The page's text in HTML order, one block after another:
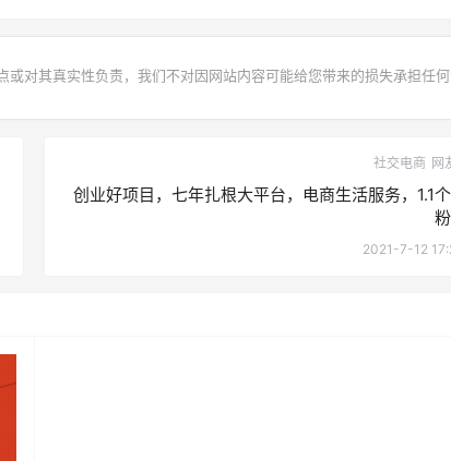
对其真实性负责，我们不对因网站内容可能给您带来的损失承担任
社交电商 网
创业好项目，七年扎根大平台，电商生活服务，1.1
2021-7-12